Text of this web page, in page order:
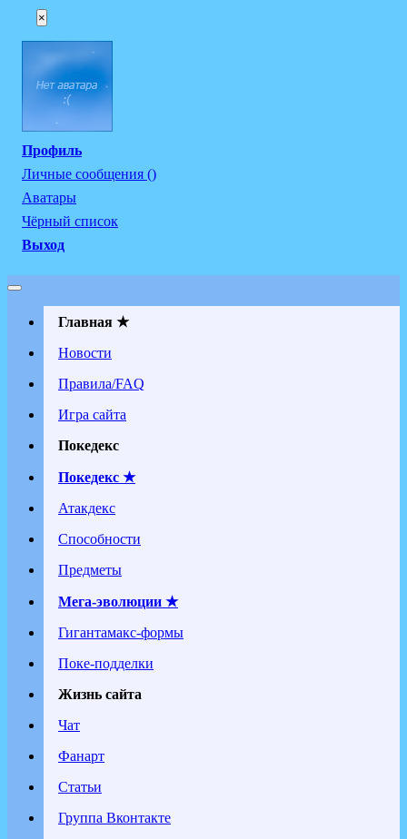
×
Профиль
Личные сообщения ()
Аватары
Чёрный список
Выход
Главная ★
Новости
Правила/FAQ
Игра сайта
Покедекс
Покедекс ★
Атакдекс
Способности
Предметы
Мега-эволюции ★
Гигантамакс-формы
Поке-подделки
Жизнь сайта
Чат
Фанарт
Статьи
Группа Вконтакте